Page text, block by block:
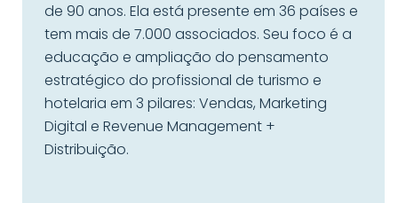
de 90 anos. Ela está presente em 36 países e
tem mais de 7.000 associados. Seu foco é a
educação e ampliação do pensamento
estratégico do profissional de turismo e
hotelaria em 3 pilares: Vendas, Marketing
Digital e Revenue Management +
Distribuição.